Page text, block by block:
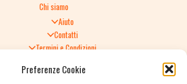
Preferenze Cookie
Chi siamo
Aiuto
Contatti
Termini e Condizioni
Politica di Reso